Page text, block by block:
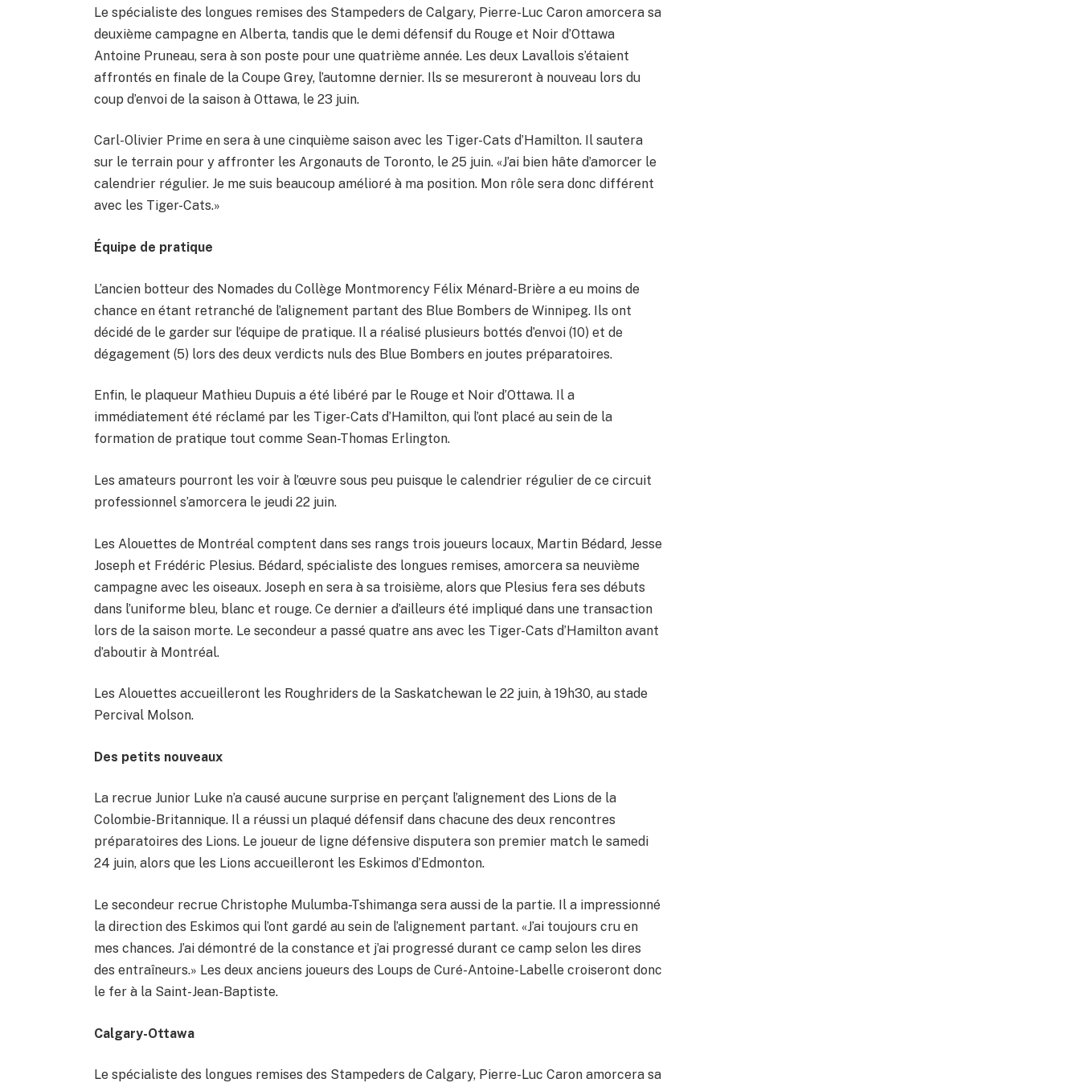
Le spécialiste des longues remises des Stampeders de Calgary, Pierre-Luc Caron amorcera sa
deuxième campagne en Alberta, tandis que le demi défensif du Rouge et Noir d’Ottawa
Antoine Pruneau, sera à son poste pour une quatrième année. Les deux Lavallois s’étaient
affrontés en finale de la Coupe Grey, l’automne dernier. Ils se mesureront à nouveau lors du
coup d’envoi de la saison à Ottawa, le 23 juin.
Carl-Olivier Prime en sera à une cinquième saison avec les Tiger-Cats d’Hamilton. Il sautera
sur le terrain pour y affronter les Argonauts de Toronto, le 25 juin. «J’ai bien hâte d’amorcer le
calendrier régulier. Je me suis beaucoup amélioré à ma position. Mon rôle sera donc différent
avec les Tiger-Cats.»
Équipe de pratique
L’ancien botteur des Nomades du Collège Montmorency Félix Ménard-Brière a eu moins de
chance en étant retranché de l’alignement partant des Blue Bombers de Winnipeg. Ils ont
décidé de le garder sur l’équipe de pratique. Il a réalisé plusieurs bottés d’envoi (10) et de
dégagement (5) lors des deux verdicts nuls des Blue Bombers en joutes préparatoires.
Enfin, le plaqueur Mathieu Dupuis a été libéré par le Rouge et Noir d’Ottawa. Il a
immédiatement été réclamé par les Tiger-Cats d’Hamilton, qui l’ont placé au sein de la
formation de pratique tout comme Sean-Thomas Erlington.
Les amateurs pourront les voir à l’œuvre sous peu puisque le calendrier régulier de ce circuit
professionnel s’amorcera le jeudi 22 juin.
Les Alouettes de Montréal comptent dans ses rangs trois joueurs locaux, Martin Bédard, Jesse
Joseph et Frédéric Plesius. Bédard, spécialiste des longues remises, amorcera sa neuvième
campagne avec les oiseaux. Joseph en sera à sa troisième, alors que Plesius fera ses débuts
dans l’uniforme bleu, blanc et rouge. Ce dernier a d’ailleurs été impliqué dans une transaction
lors de la saison morte. Le secondeur a passé quatre ans avec les Tiger-Cats d’Hamilton avant
d’aboutir à Montréal.
Les Alouettes accueilleront les Roughriders de la Saskatchewan le 22 juin, à 19h30, au stade
Percival Molson.
Des petits nouveaux
La recrue Junior Luke n’a causé aucune surprise en perçant l’alignement des Lions de la
Colombie-Britannique. Il a réussi un plaqué défensif dans chacune des deux rencontres
préparatoires des Lions. Le joueur de ligne défensive disputera son premier match le samedi
24 juin, alors que les Lions accueilleront les Eskimos d’Edmonton.
Le secondeur recrue Christophe Mulumba-Tshimanga sera aussi de la partie. Il a impressionné
la direction des Eskimos qui l’ont gardé au sein de l’alignement partant. «J’ai toujours cru en
mes chances. J’ai démontré de la constance et j’ai progressé durant ce camp selon les dires
des entraîneurs.» Les deux anciens joueurs des Loups de Curé-Antoine-Labelle croiseront donc
le fer à la Saint-Jean-Baptiste.
Calgary-Ottawa
Le spécialiste des longues remises des Stampeders de Calgary, Pierre-Luc Caron amorcera sa